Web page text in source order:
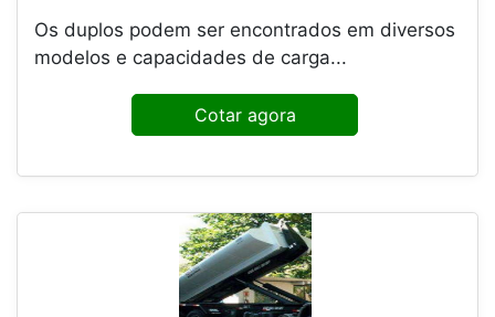
Os duplos podem ser encontrados em diversos
modelos e capacidades de carga...
Cotar agora